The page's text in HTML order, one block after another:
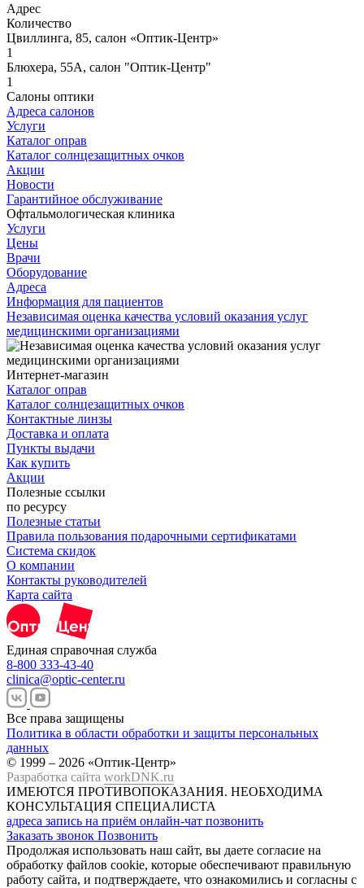
Адрес
Количество
Цвиллинга, 85, салон «Оптик-Центр»
1
Блюхера, 55А, салон "Оптик-Центр"
1
Салоны оптики
Адреса салонов
Услуги
Каталог оправ
Каталог солнцезащитных очков
Акции
Новости
Гарантийное обслуживание
Офтальмологическая клиника
Услуги
Цены
Врачи
Оборудование
Адреса
Информация для пациентов
Независимая оценка качества условий оказания услуг
медицинскими организациями
Интернет-магазин
Каталог оправ
Каталог солнцезащитных очков
Контактные линзы
Доставка и оплата
Пункты выдачи
Как купить
Акции
Полезные ссылки
по ресурсу
Полезные статьи
Правила пользования подарочными сертификатами
Система скидок
О компании
Контакты руководителей
Карта сайта
Единая справочная служба
8-800 333-43-40
clinica@optic-center.ru
Все права защищены
Политика в области обработки и защиты персональных
данных
© 1999 – 2026 «Оптик-Центр»
Разработка сайта workDNK.ru
ИМЕЮТСЯ ПРОТИВОПОКАЗАНИЯ. НЕОБХОДИМА
КОНСУЛЬТАЦИЯ СПЕЦИАЛИСТА
адреса запись на приём онлайн-чат позвонить
Заказать звонок Позвонить
Продолжая использовать наш сайт, вы даете согласие на
обработку файлов cookie, которые обеспечивают правильную
работу сайта, и подтверждаете, что ознакомились и согласны с